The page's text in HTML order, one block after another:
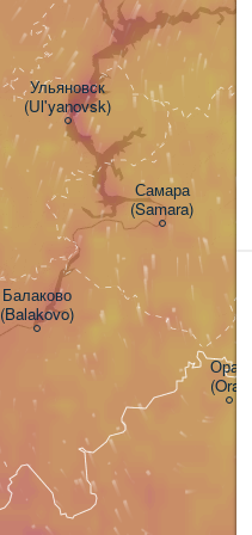
Самара
(Samara)
Ульяновск
(Ul'yanovsk)
Балаково
(Balakovo)
Орал
(Oral)